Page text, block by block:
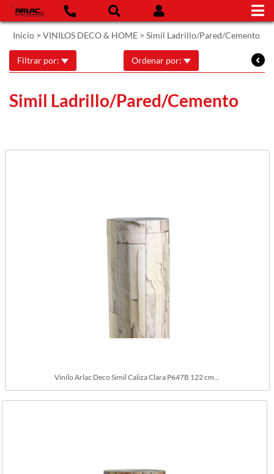
Inicio > VINILOS DECO & HOME > Simil Ladrillo/Pared/Cemento
Filtrar por: Ordenar por:
Simil Ladrillo/Pared/Cemento
Vinilo Arlac Deco Simil Caliza Clara P647B 122 cm...